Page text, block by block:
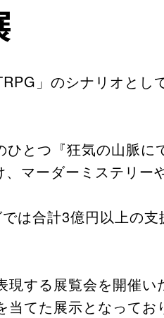
」のシナリオとし
ひとつ『狂気の山脈に
マーダーミステリー
は合計3億円以上の支
する展覧会を開催い
当てた展示となってお